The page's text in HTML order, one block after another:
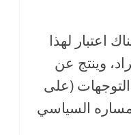
اعتبار لهذا
وينتج عن
(على
مساره السياسي